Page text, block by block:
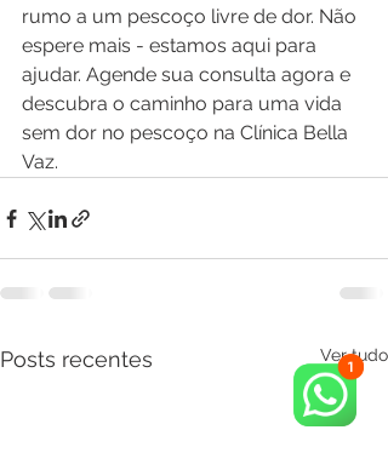
rumo a um pescoço livre de dor. Não
espere mais - estamos aqui para
ajudar. Agende sua consulta agora e
descubra o caminho para uma vida
sem dor no pescoço na Clínica Bella
Vaz.
Posts recentes Ver tudo